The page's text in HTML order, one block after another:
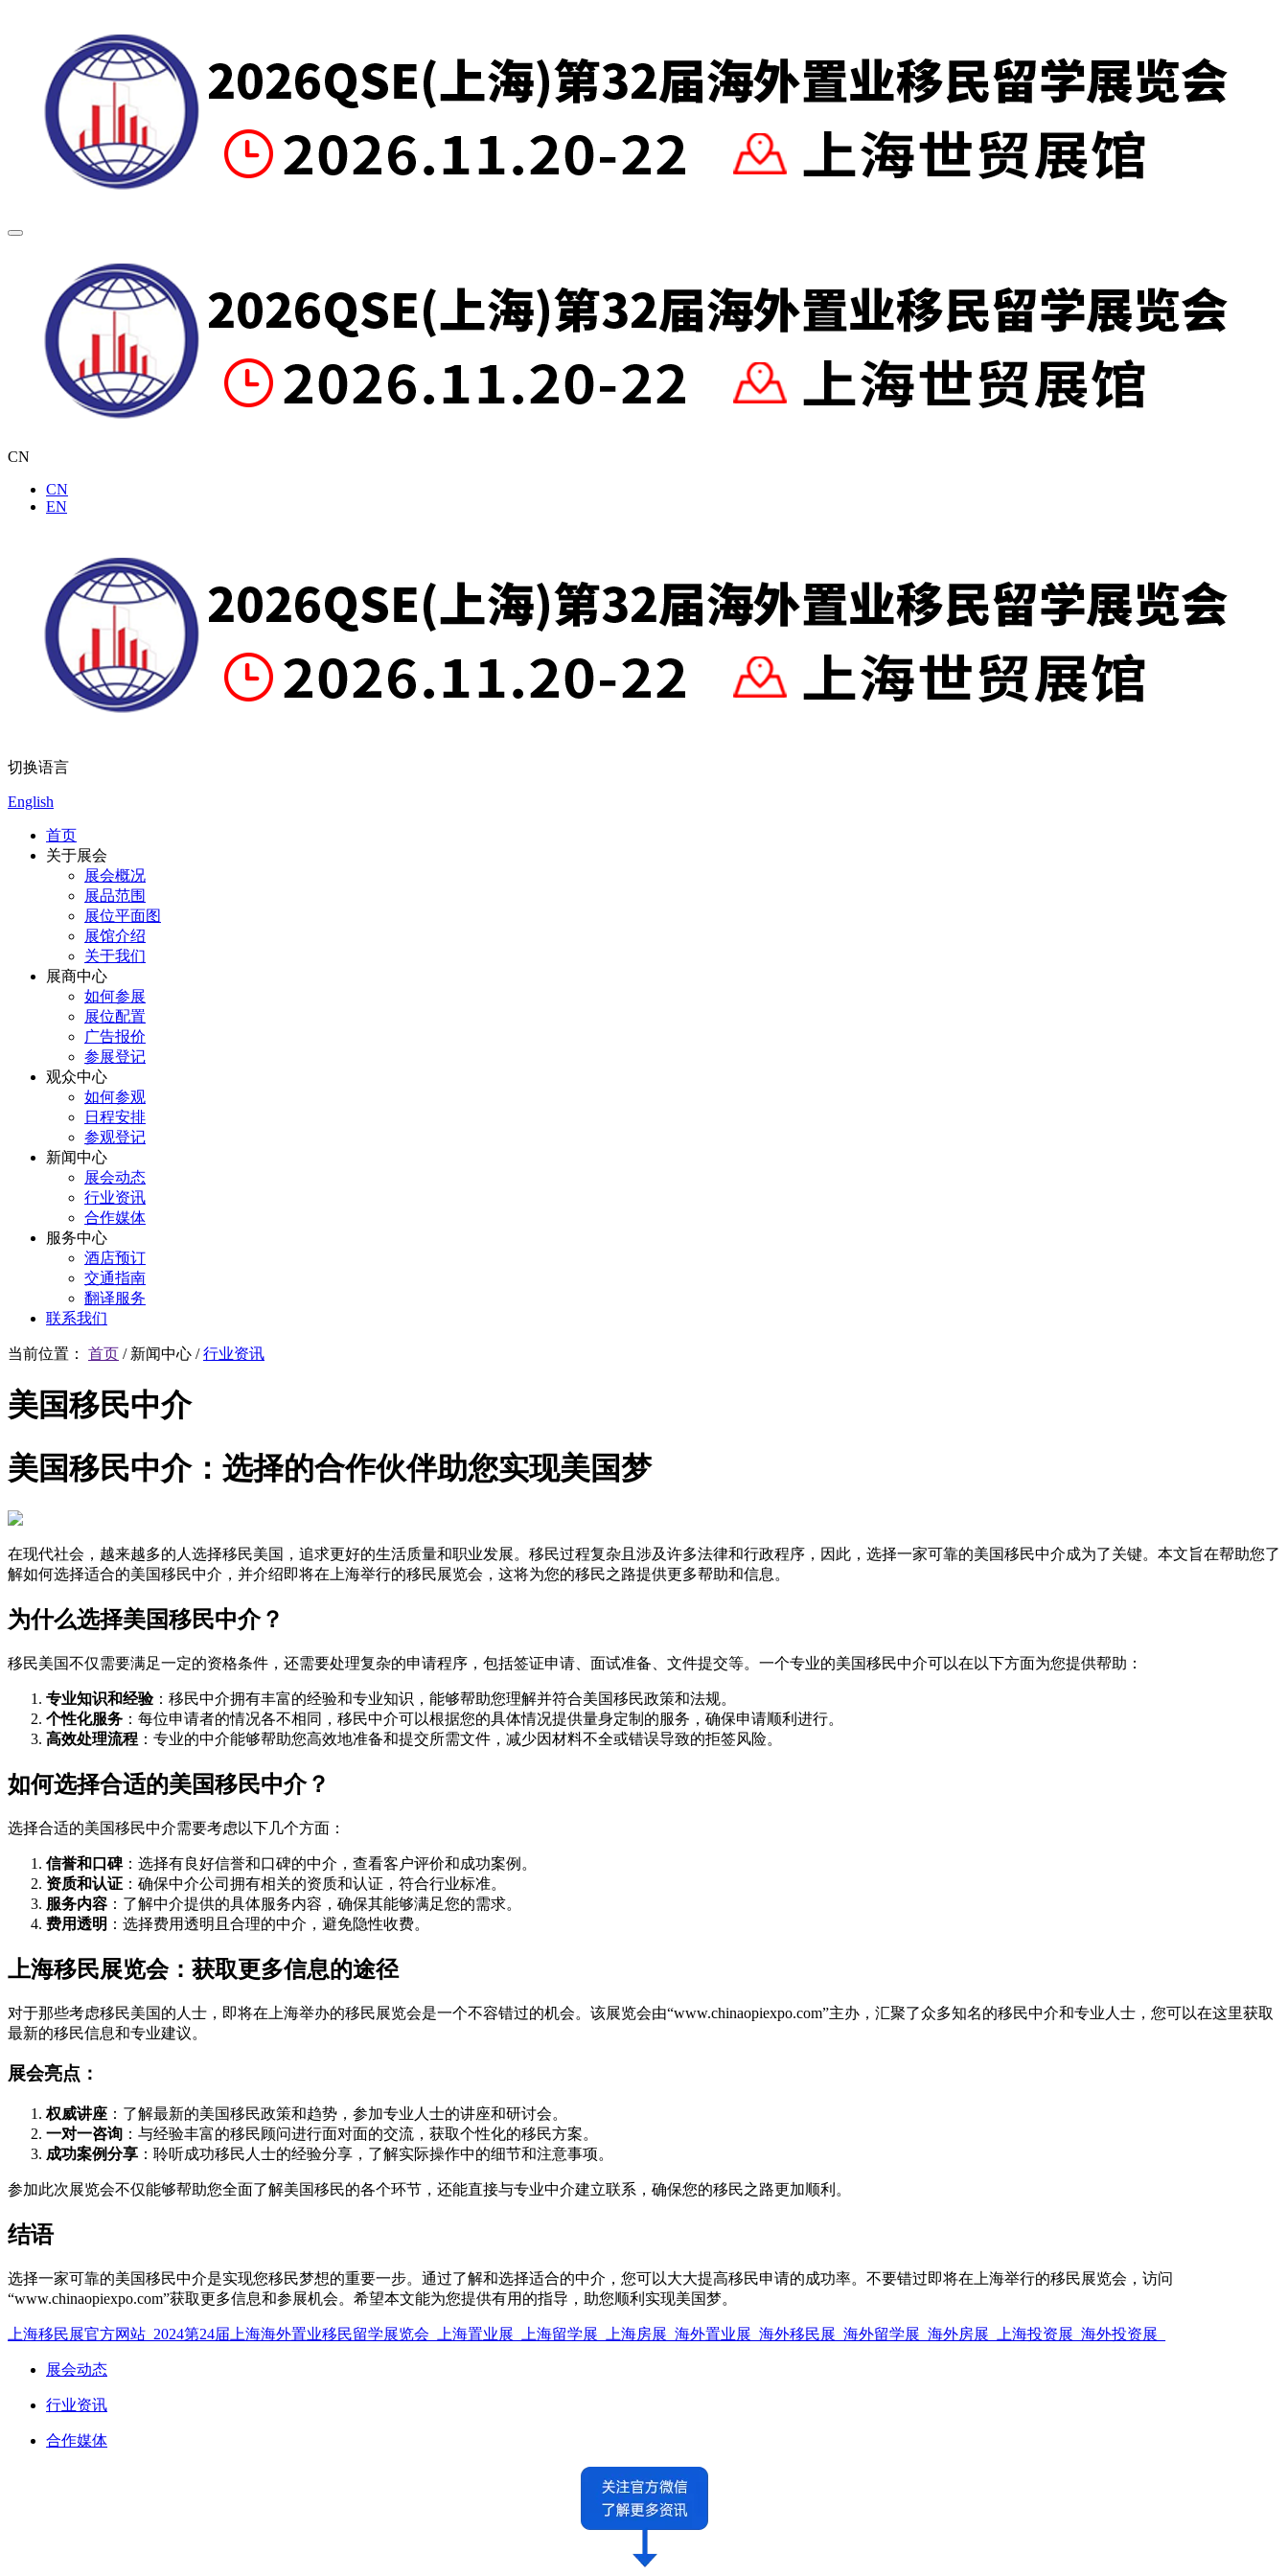
CN
CN
EN
切换语言
English
首页
关于展会
展会概况
展品范围
展位平面图
展馆介绍
关于我们
展商中心
如何参展
展位配置
广告报价
参展登记
观众中心
如何参观
日程安排
参观登记
新闻中心
展会动态
行业资讯
合作媒体
服务中心
酒店预订
交通指南
翻译服务
联系我们
当前位置： 首页 / 新闻中心 /行业资讯
美国移民中介
美国移民中介：选择的合作伙伴助您实现美国梦
在现代社会，越来越多的人选择移民美国，追求更好的生活质量和职业发展。移民过程复杂且涉及许多法律和行政程序，因此，选择一家可靠的美国移民中介成为了关键。本文旨在帮助您了
解如何选择适合的美国移民中介，并介绍即将在上海举行的移民展览会，这将为您的移民之路提供更多帮助和信息。
为什么选择美国移民中介？
移民美国不仅需要满足一定的资格条件，还需要处理复杂的申请程序，包括签证申请、面试准备、文件提交等。一个专业的美国移民中介可以在以下方面为您提供帮助：
专业知识和经验：移民中介拥有丰富的经验和专业知识，能够帮助您理解并符合美国移民政策和法规。
个性化服务 ：每位申请者的情况各不相同，移民中介可以根据您的具体情况提供量身定制的服务，确保申请顺利进行。
高效处理流程 ：专业的中介能够帮助您高效地准备和提交所需文件，减少因材料不全或错误导致的拒签风险。
如何选择合适的美国移民中介？
选择合适的美国移民中介需要考虑以下几个方面：
信誉和口碑：选择有良好信誉和口碑的中介，查看客户评价和成功案例。
资质和认证 ：确保中介公司拥有相关的资质和认证，符合行业标准。
服务内容 ：了解中介提供的具体服务内容，确保其能够满足您的需求。
费用透明 ：选择费用透明且合理的中介，避免隐性收费。
上海移民展览会：获取更多信息的途径
对于那些考虑移民美国的人士，即将在上海举办的移民展览会是一个不容错过的机会。该展览会由“www.chinaopiexpo.com”主办，汇聚了众多知名的移民中介和专业人士，您可以在这里获取
最新的移民信息和专业建议。
展会亮点：
权威讲座 ：了解最新的美国移民政策和趋势，参加专业人士的讲座和研讨会。
一对一咨询 ：与经验丰富的移民顾问进行面对面的交流，获取个性化的移民方案。
成功案例分享 ：聆听成功移民人士的经验分享，了解实际操作中的细节和注意事项。
参加此次展览会不仅能够帮助您全面了解美国移民的各个环节，还能直接与专业中介建立联系，确保您的移民之路更加顺利。
结语
选择一家可靠的美国移民中介是实现您移民梦想的重要一步。通过了解和选择适合的中介，您可以大大提高移民申请的成功率。不要错过即将在上海举行的移民展览会，访问
“www.chinaopiexpo.com”获取更多信息和参展机会。希望本文能为您提供有用的指导，助您顺利实现美国梦。
上海移民展官方网站_2024第24届上海海外置业移民留学展览会_上海置业展_上海留学展_上海房展_海外置业展_海外移民展_海外留学展_海外房展_上海投资展_海外投资展_
展会动态
行业资讯
合作媒体